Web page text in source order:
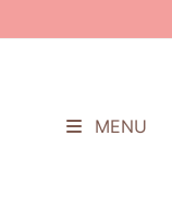
MENU